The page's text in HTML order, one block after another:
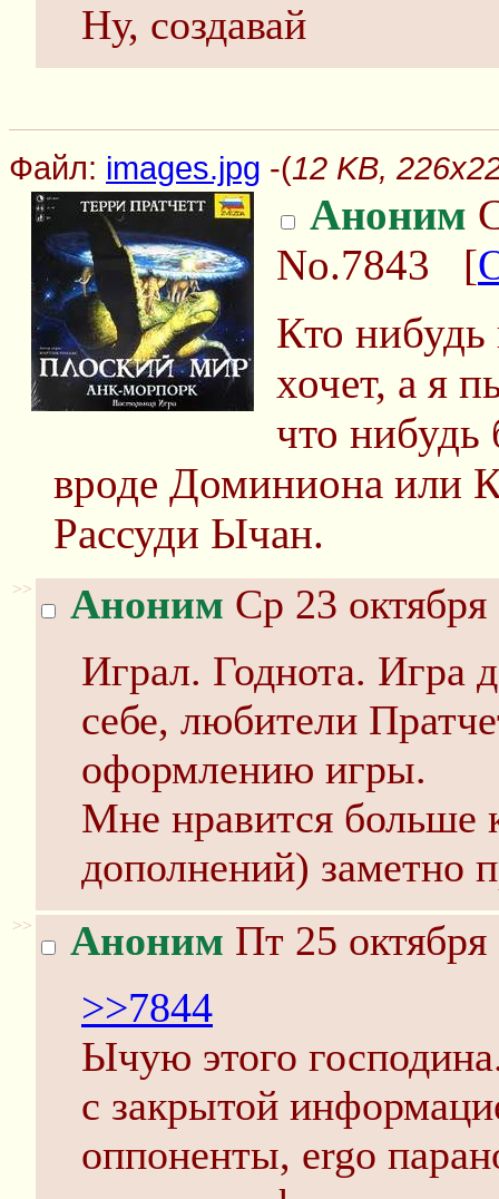
Ну, создавай
Файл: images.jpg -(12 KB,
Аноним
No.7843 [
Кто нибудь
хочет, а я
что нибудь
вроде Доминиона или
Рассуди Ычан.
>> Аноним Ср 23
Играл. Годнота. Игра
себе, любители
оформлению игры.
Мне нравится больше
дополнений) заметно
>> Аноним Пт 25
>>7844
Ычую этого
с закрытой
оппоненты, ergo